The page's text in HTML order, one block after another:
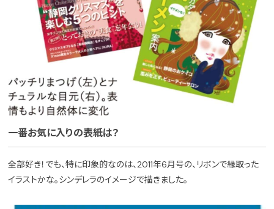
一番お気に入りの表紙は？
全部好き！でも、特に印象的なのは、2011年6月号の、リボンで縁取った
イラストかな。シンデレラのイメージで描きました。